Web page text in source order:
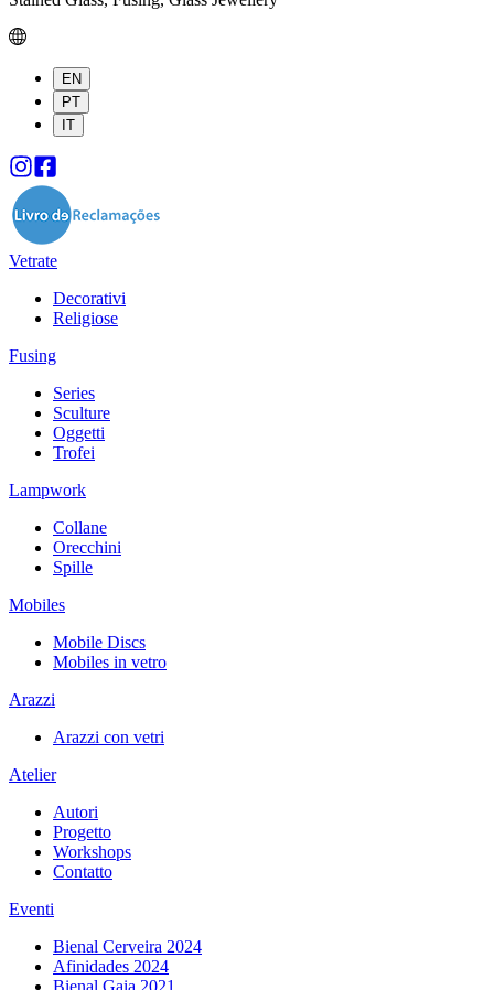
EN
PT
IT
Vetrate
Decorativi
Religiose
Fusing
Series
Sculture
Oggetti
Trofei
Lampwork
Collane
Orecchini
Spille
Mobiles
Mobile Discs
Mobiles in vetro
Arazzi
Arazzi con vetri
Atelier
Autori
Progetto
Workshops
Contatto
Eventi
Bienal Cerveira 2024
Afinidades 2024
Bienal Gaia 2021